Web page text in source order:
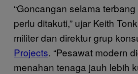
“Goncangan selama
perlu ditakuti,” ujar Keith
militer dan direktur grup
Projects. “Pesawat modern
menahan tenaga jauh lebih